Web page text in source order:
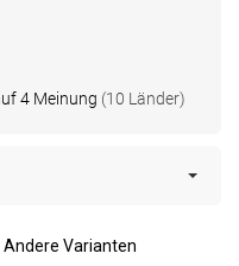
4 Meinung (10 Länder)
Andere Varianten